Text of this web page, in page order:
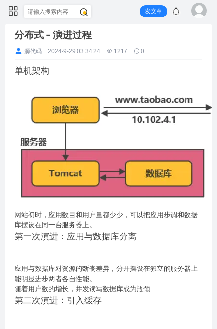
发文章
分布式 - 演进过程
源代码 2024-9-29 03:34:24 1217 0
单机架构
网站初时，应用数目和用户量都少少，可以把应用步调和数据
库摆设在同一台服务器上。
第一次演进：应用与数据库分离
应用与数据库对资源的斲丧差异，分开摆设在独立的服务器上
能明显进步两者各自性能。
随着用户数的增长，并发读写数据库成为瓶颈
第二次演进：引入缓存